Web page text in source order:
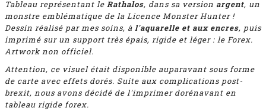
Tableau représentant le Rathalos, dans sa version argent, un
monstre emblématique de la Licence Monster Hunter !
Dessin réalisé par mes soins, à l'aquarelle et aux encres, puis
imprimé sur un support très épais, rigide et léger : le Forex.
Artwork non officiel.
Attention, ce visuel était disponible auparavant sous forme
de carte avec effets dorés. Suite aux complications post-
brexit, nous avons décidé de l'imprimer dorénavant en
tableau rigide forex.